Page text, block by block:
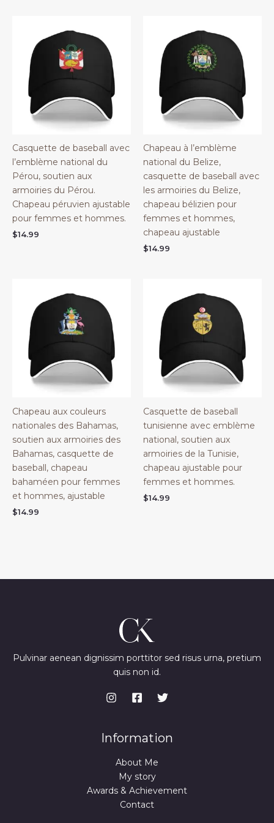
Casquette de baseball avec
l’emblème national du
Pérou, soutien aux
armoiries du Pérou.
Chapeau péruvien ajustable
pour femmes et hommes.
$14.99
Chapeau à l’emblème
national du Belize,
casquette de baseball avec
les armoiries du Belize,
chapeau bélizien pour
femmes et hommes,
chapeau ajustable
$14.99
Chapeau aux couleurs
nationales des Bahamas,
soutien aux armoiries des
Bahamas, casquette de
baseball, chapeau
bahaméen pour femmes
et hommes, ajustable
$14.99
Casquette de baseball
tunisienne avec emblème
national, soutien aux
armoiries de la Tunisie,
chapeau ajustable pour
femmes et hommes.
$14.99
Pulvinar aenean dignissim porttitor sed risus urna, pretium
quis non id.
Information
About Me
My story
Awards & Achievement
Contact